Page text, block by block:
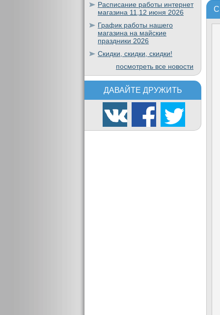
Расписание работы интернет
магазина 11,12 июня 2026
График работы нашего
магазина на майские
праздники 2026
Скидки, скидки, скидки!
посмотреть все новости
ДАВАЙТЕ ДРУЖИТЬ